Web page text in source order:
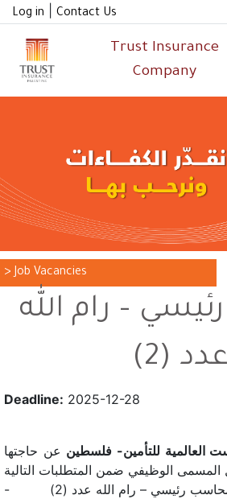
Log in Contact Us
Trust Insurance
Company
> Job Vacancies
– رام الله
عدد (2)
Deadline: 2025-12-28
العالمية للتأمين- فلسطين عن حاجتها
رئيسي – رام الله عدد (2)